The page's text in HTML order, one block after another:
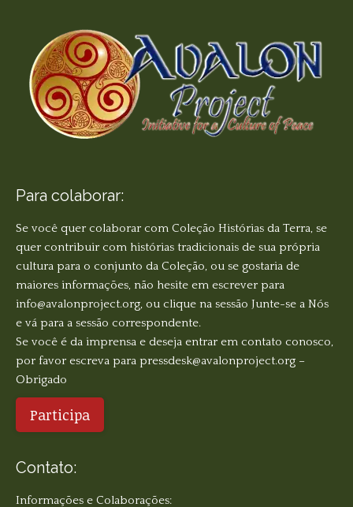
Para colaborar:
Se você quer colaborar com Coleção Histórias da Terra, se
quer contribuir com histórias tradicionais de sua própria
cultura para o conjunto da Coleção, ou se gostaria de
maiores informações, não hesite em escrever para
info@avalonproject.org, ou clique na sessão Junte-se a Nós
e vá para a sessão correspondente.
Se você é da imprensa e deseja entrar em contato conosco,
por favor escreva para pressdesk@avalonproject.org –
Obrigado
Participa
Contato:
Informações e Colaborações: